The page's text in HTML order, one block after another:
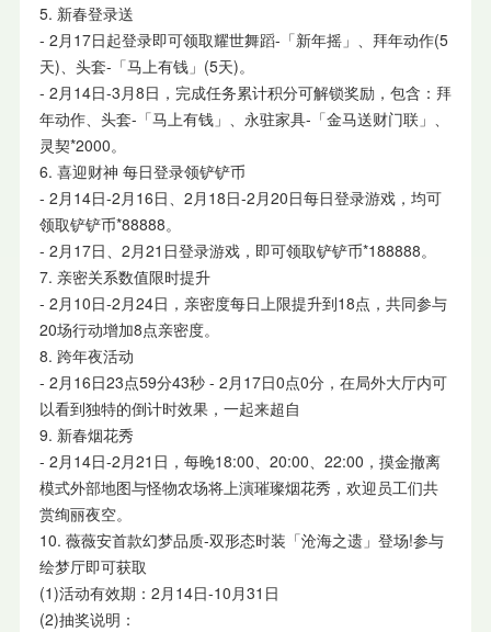
5. 新春登录送
- 2月17日起登录即可领取耀世舞蹈-「新年摇」、拜年动作(5
天)、头套-「马上有钱」(5天)。
- 2月14日-3月8日，完成任务累计积分可解锁奖励，包含：拜
年动作、头套-「马上有钱」、永驻家具-「金马送财门联」、
灵契*2000。
6. 喜迎财神 每日登录领铲铲币
- 2月14日-2月16日、2月18日-2月20日每日登录游戏，均可
领取铲铲币*88888。
- 2月17日、2月21日登录游戏，即可领取铲铲币*188888。
7. 亲密关系数值限时提升
- 2月10日-2月24日，亲密度每日上限提升到18点，共同参与
20场行动增加8点亲密度。
8. 跨年夜活动
- 2月16日23点59分43秒 - 2月17日0点0分，在局外大厅内可
以看到独特的倒计时效果，一起来超自
9. 新春烟花秀
- 2月14日-2月21日，每晚18:00、20:00、22:00，摸金撤离
模式外部地图与怪物农场将上演璀璨烟花秀，欢迎员工们共
赏绚丽夜空。
10. 薇薇安首款幻梦品质-双形态时装「沧海之遗」登场!参与
绘梦厅即可获取
(1)活动有效期：2月14日-10月31日
(2)抽奖说明：